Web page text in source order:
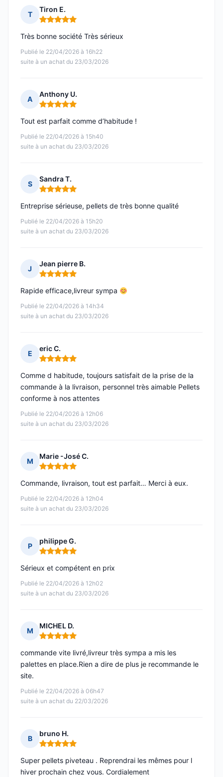
T
Tiron E.
Note : 5 sur 5
Publié le 22/04/2026 à 16h22
suite à un achat du 23/03/2026
Très bonne société Très sérieux
A
Anthony U.
Note : 5 sur 5
Publié le 22/04/2026 à 15h40
suite à un achat du 23/03/2026
Tout est parfait comme d’habitude !
S
Sandra T.
Note : 5 sur 5
Publié le 22/04/2026 à 15h20
suite à un achat du 23/03/2026
Entreprise sérieuse, pellets de très bonne qualité
J
Jean pierre B.
Note : 5 sur 5
Publié le 22/04/2026 à 14h34
suite à un achat du 23/03/2026
Rapide efficace,livreur sympa
E
eric C.
Note : 5 sur 5
Publié le 22/04/2026 à 12h06
suite à un achat du 23/03/2026
Comme d habitude, toujours satisfait de la prise de la
commande à la livraison, personnel très aimable Pellets
conforme à nos attentes
M
Marie -José C.
Note : 5 sur 5
Publié le 22/04/2026 à 12h04
suite à un achat du 23/03/2026
Commande, livraison, tout est parfait… Merci à eux.
P
philippe G.
Note : 5 sur 5
Publié le 22/04/2026 à 12h02
suite à un achat du 23/03/2026
Sérieux et compétent en prix
M
MICHEL D.
Note : 5 sur 5
Publié le 22/04/2026 à 06h47
suite à un achat du 22/03/2026
commande vite livré,livreur très sympa a mis les
palettes en place.Rien a dire de plus je recommande le
site.
B
bruno H.
Note : 5 sur 5
Super pellets piveteau . Reprendrai les mêmes pour l
hiver prochain chez vous. Cordialement